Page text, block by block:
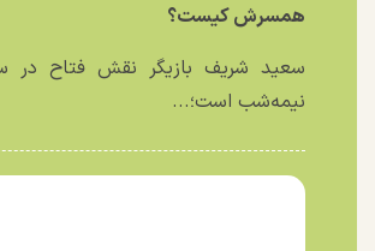
همسرش کیست؟
سعید شریف بازیگر نقش فتاح در
نیمه‌شب است؛...